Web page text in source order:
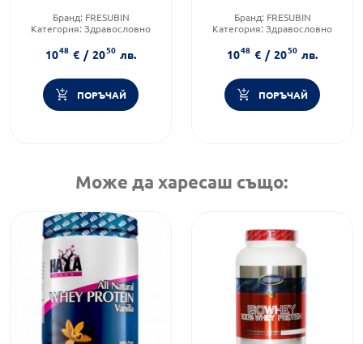
Бранд: FRESUBIN
Категория: Здравословно
1048 € / 2050 лв.
ПОРЪЧАЙ
Бранд: FRESUBIN
Категория: Здравословно
1048 € / 2050 лв.
ПОРЪЧАЙ
Може да харесаш също: